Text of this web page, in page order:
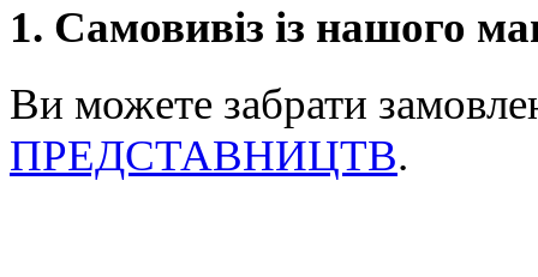
1. Самовивіз із нашого
Ви можете забрати
ПРЕДСТАВНИЦТВ.